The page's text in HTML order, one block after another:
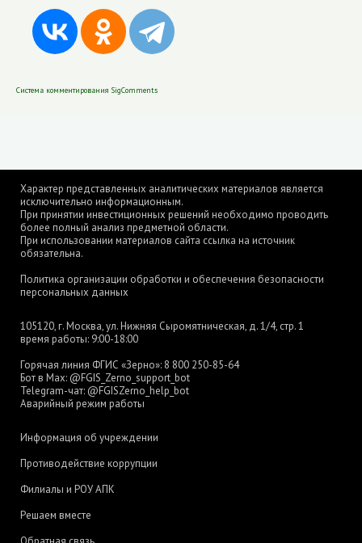
Система комментирования SigComments
Характер представленных аналитических материалов является
исключительно информационным.
При принятии инвестиционных решений необходимо проводить
более полный анализ предметной области.
При использовании материалов сайта ссылка на источник
обязательна.
Политика организации обработки и обеспечения безопасности
персональных данных
105120, г. Москва, ул. Нижняя Сыромятническая, д. 1/4, стр. 1
время работы: 9:00-18:00
Горячая линия ФГИС «Зерно»: 8 800 250-85-64
Бот в Max: @FGIS_Zerno_support_bot
Telegram-чат: @FGISZerno_help_bot
Аварийный режим работы
Информация об учреждении
Противодействие коррупции
Филиалы и РОУ АПК
Решаем вместе